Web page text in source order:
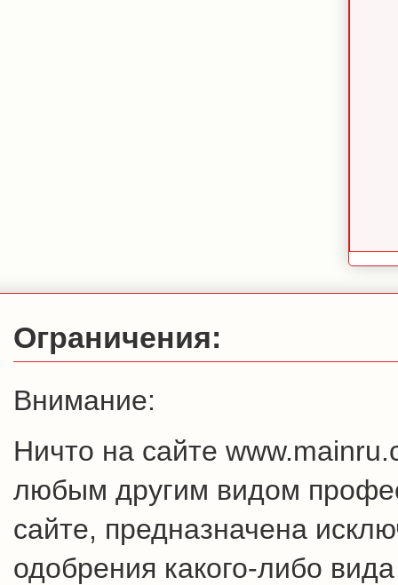
Ограничения:
Внимание:
Ничто на сайте
любым другим видом
сайте, предназначена
одобрения какого-либо